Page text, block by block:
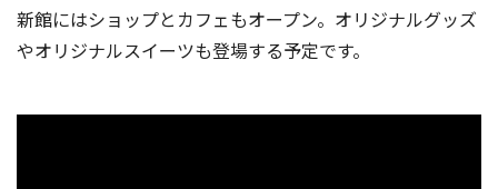
新館にはショップとカフェもオープン。オリジナルグッズ
やオリジナルスイーツも登場する予定です。